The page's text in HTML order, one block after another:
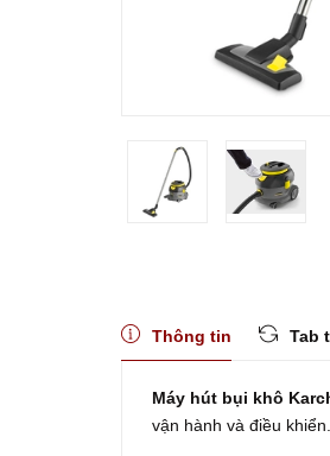
Thông tin Tab
Máy hút bụi khô
vận hành và điều khiển.